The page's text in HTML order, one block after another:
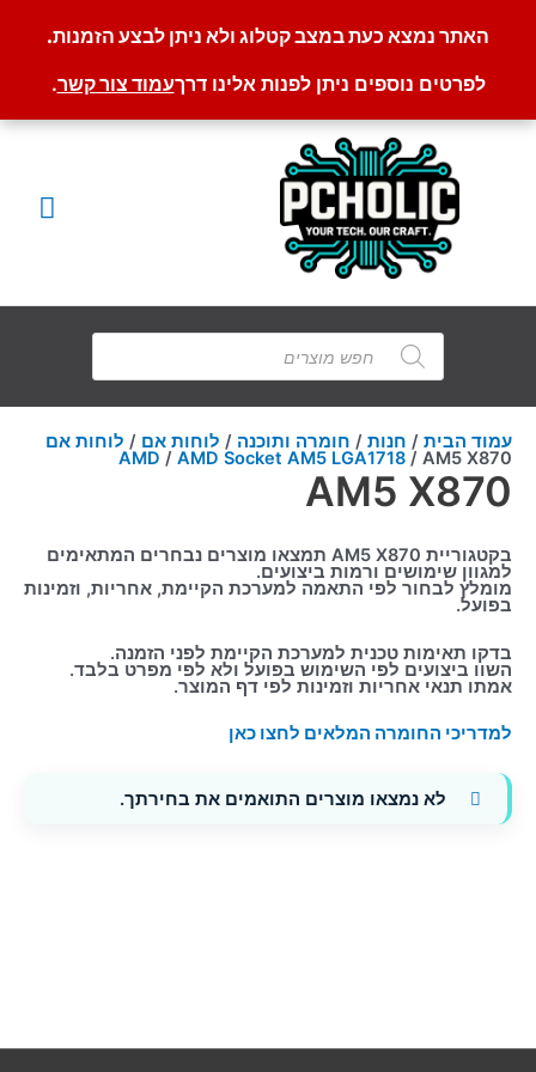
האתר נמצא כעת במצב קטלוג ולא ניתן לבצע הזמנות.
לפרטים נוספים ניתן לפנות אלינו דרךעמוד צור קשר.
דילוג
Products
search
עמוד הבית / חנות / חומרה ותוכנה / לוחות אם / לוחות אם
AMD / AMD Socket AM5 LGA1718 / AM5 X870
AM5 X870
בקטגוריית AM5 X870 תמצאו מוצרים נבחרים המתאימים
למגוון שימושים ורמות ביצועים.
מומלץ לבחור לפי התאמה למערכת הקיימת, אחריות, וזמינות
בפועל.
בדקו תאימות טכנית למערכת הקיימת לפני הזמנה.
השוו ביצועים לפי השימוש בפועל ולא לפי מפרט בלבד.
אמתו תנאי אחריות וזמינות לפי דף המוצר.
למדריכי החומרה המלאים לחצו כאן
לא נמצאו מוצרים התואמים את בחירתך.